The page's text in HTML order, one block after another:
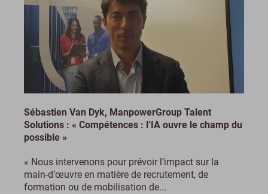
Sébastien Van Dyk, ManpowerGroup Talent
Solutions : « Compétences : l’IA ouvre le champ du
possible »
« Nous intervenons pour prévoir l’impact sur la
main-d’œuvre en matière de recrutement, de
formation ou de mobilisation de...